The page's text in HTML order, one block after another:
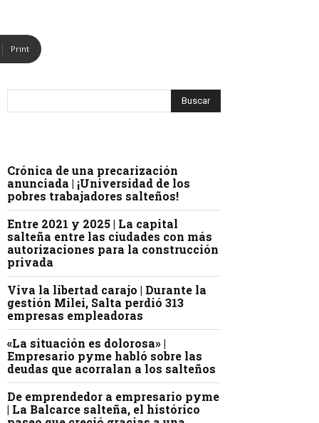
Print
Crónica de una precarización
anunciada | ¡Universidad de los
pobres trabajadores salteños!
Entre 2021 y 2025 | La capital
salteña entre las ciudades con más
autorizaciones para la construcción
privada
Viva la libertad carajo | Durante la
gestión Milei, Salta perdió 313
empresas empleadoras
«La situación es dolorosa» |
Empresario pyme habló sobre las
deudas que acorralan a los salteños
De emprendedor a empresario pyme
| La Balcarce salteña, el histórico